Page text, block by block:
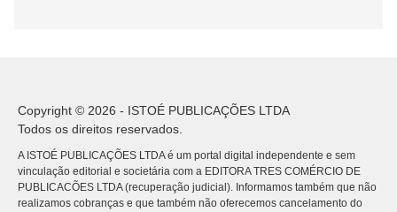
Copyright © 2026 - ISTOÉ PUBLICAÇÕES LTDA
Todos os direitos reservados.
A ISTOÉ PUBLICAÇÕES LTDA é um portal digital independente e sem
vinculação editorial e societária com a EDITORA TRES COMÉRCIO DE
PUBLICACÕES LTDA (recuperação judicial). Informamos também que não
realizamos cobranças e que também não oferecemos cancelamento do